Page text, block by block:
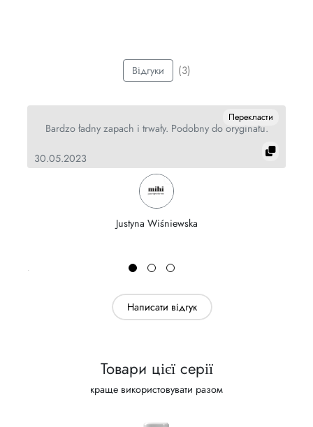
Відгуки (3)
Перекласти
Bardzo ładny zapach i trwały. Podobny do oryginału.
30.05.2023
Justyna Wiśniewska
Написати відгук
Товари цієї серії
краще використовувати разом